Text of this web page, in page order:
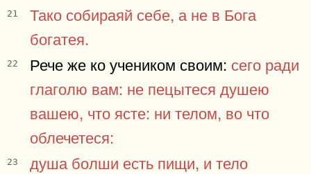
21
Тако собираяй себе, а не в Бога
богатея.
22 Рече же ко учеником своим: сего ради
глаголю вам: не пецытеся душею
вашею, что ясте: ни телом, во что
облечетеся:
23
душа болши есть пищи, и тело